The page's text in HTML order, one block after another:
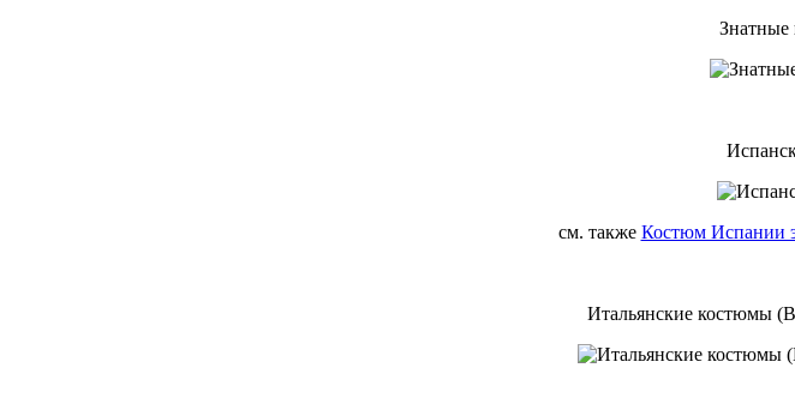
Знатные
см. также Костюм Испании
Итальянские костюмы